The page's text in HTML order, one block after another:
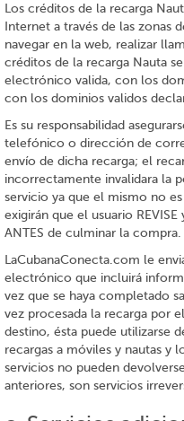
Los créditos de la recarga
Internet a través de las zonas
navegar en la web, realizar
créditos de la recarga Nauta
electrónico valida, con los
con los dominios validos
Es su responsabilidad
telefónico o dirección de
envío de dicha recarga; el
incorrectamente invalidara la
servicio ya que el mismo no
exigirán que el usuario
ANTES de culminar la compra.
LaCubanaConecta.com le
electrónico que incluirá
vez que se haya completado
vez procesada la recarga por
destino, ésta puede utilizarse
recargas a móviles y nautas y
servicios no pueden
anteriores, son servicios